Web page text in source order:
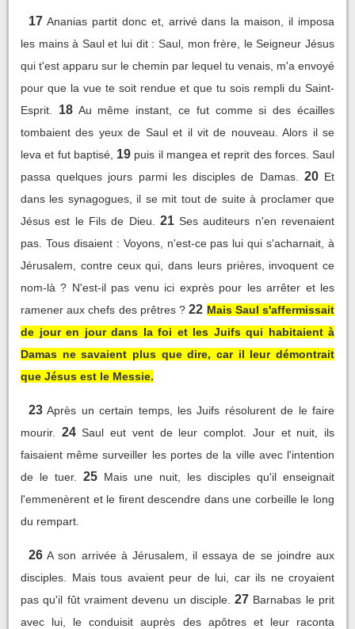
17 Ananias partit donc et, arrivé dans la maison, il imposa
les mains à Saul et lui dit : Saul, mon frère, le Seigneur Jésus
qui t'est apparu sur le chemin par lequel tu venais, m'a envoyé
pour que la vue te soit rendue et que tu sois rempli du Saint-
Esprit.
18 Au même instant, ce fut comme si des écailles
tombaient des yeux de Saul et il vit de nouveau. Alors il se
leva et fut baptisé, 19 puis il mangea et reprit des forces. Saul
passa quelques jours parmi les disciples de Damas.
20 Et
dans les synagogues, il se mit tout de suite à proclamer que
Jésus est le Fils de Dieu.
21 Ses auditeurs n'en revenaient
pas. Tous disaient : Voyons, n'est-ce pas lui qui s'acharnait, à
Jérusalem, contre ceux qui, dans leurs prières, invoquent ce
nom-là ? N'est-il pas venu ici exprès pour les arrêter et les
ramener aux chefs des prêtres ? 22 Mais Saul s'affermissait
de jour en jour dans la foi et les Juifs qui habitaient à
Damas ne savaient plus que dire, car il leur démontrait
que Jésus est le Messie.
23 Après un certain temps, les Juifs résolurent de le faire
mourir.
24 Saul eut vent de leur complot. Jour et nuit, ils
faisaient même surveiller les portes de la ville avec l'intention
de le tuer.
25 Mais une nuit, les disciples qu'il enseignait
l'emmenèrent et le firent descendre dans une corbeille le long
du rempart.
26 A son arrivée à Jérusalem, il essaya de se joindre aux
disciples. Mais tous avaient peur de lui, car ils ne croyaient
pas qu'il fût vraiment devenu un disciple. 27 Barnabas le prit
avec lui, le conduisit auprès des apôtres et leur raconta